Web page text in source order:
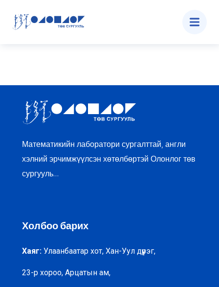
МОНГОЛЫН МАТЕМАТИКИЙН
ОЛИМПИАДЫН АМЖИЛТУУД
2013 ОНООС
ХЭВЛҮҮЛСЭН НОМ, СУРАХ
Математикийн лаборатори сургалттай, англи
хэлний эрчимжүүлсэн хөтөлбөртэй Олонлог төв
сургууль…
Холбоо барих
Хаяг: Улаанбаатар хот, Хан-Уул дүүрэг,
23-р хороо, Арцатын ам,